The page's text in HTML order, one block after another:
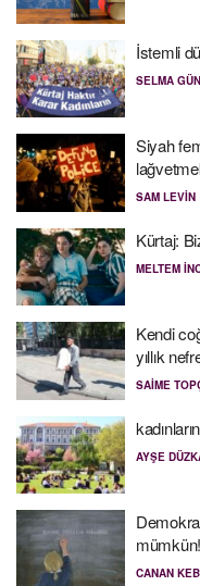
İstemli
SELMA
Siyah
SAM LEVIN
Kürtaj:
MELTEM
Kendi
yıllık
SAIME
AYŞE
mümkün!
CANAN